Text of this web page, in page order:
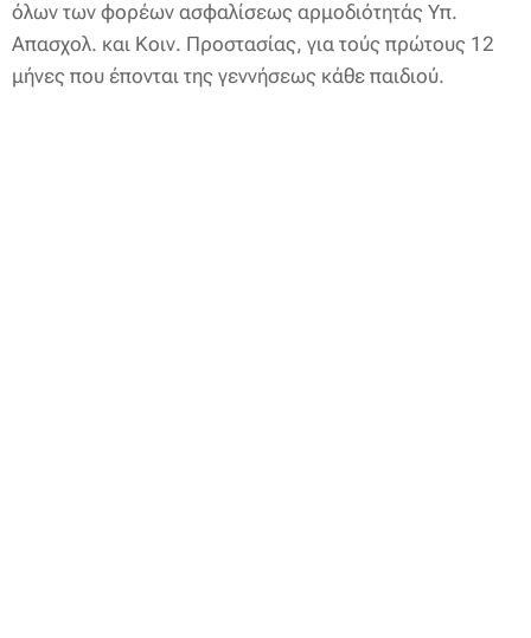
όλων των φορέων ασφαλίσεως αρμοδιότητάς Υπ.
Απασχολ. και Κοιν. Προστασίας, για τούς πρώτους 12
μήνες που έπονται της γεννήσεως κάθε παιδιού.